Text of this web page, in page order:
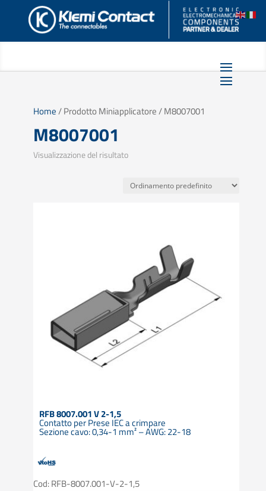
Home/ Prodotto Miniapplicatore / M8007001
M8007001
Visualizzazione del risultato
RFB 8007.001 V 2-1,5
Contatto per Prese IEC a crimpare
Sezione cavo: 0,34-1 mm² – AWG: 22-18
Cod: RFB-8007.001-V-2-1,5